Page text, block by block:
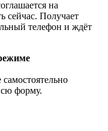
на
сейчас. Получает
телефон и ждёт
форму.